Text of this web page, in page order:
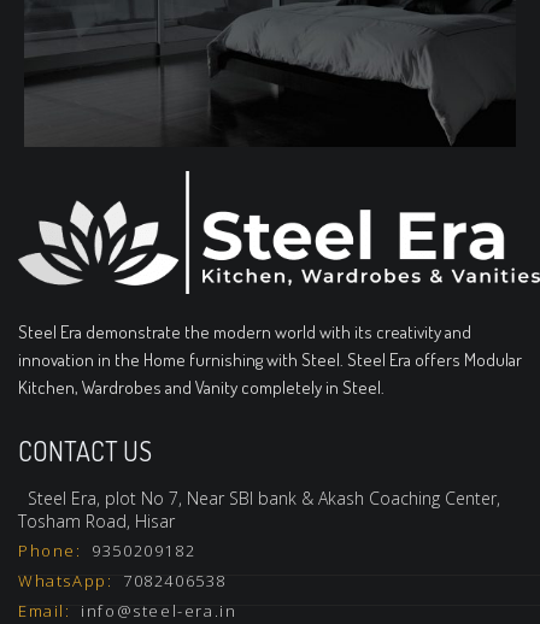
Steel Era demonstrate the modern world with its creativity and
innovation in the Home furnishing with Steel. Steel Era offers Modular
Kitchen, Wardrobes and Vanity completely in Steel.
CONTACT US
Steel Era, plot No 7, Near SBI bank & Akash Coaching Center,
Tosham Road, Hisar
Phone:
9350209182
WhatsApp:
7082406538
Email:
info@steel-era.in